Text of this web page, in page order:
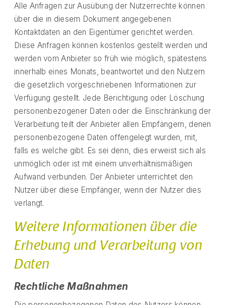
Alle Anfragen zur Ausübung der Nutzerrechte können
über die in diesem Dokument angegebenen
Kontaktdaten an den Eigentümer gerichtet werden.
Diese Anfragen können kostenlos gestellt werden und
werden vom Anbieter so früh wie möglich, spätestens
innerhalb eines Monats, beantwortet und den Nutzern
die gesetzlich vorgeschriebenen Informationen zur
Verfügung gestellt. Jede Berichtigung oder Löschung
personenbezogener Daten oder die Einschränkung der
Verarbeitung teilt der Anbieter allen Empfängern, denen
personenbezogene Daten offengelegt wurden, mit,
falls es welche gibt. Es sei denn, dies erweist sich als
unmöglich oder ist mit einem unverhältnismäßigen
Aufwand verbunden. Der Anbieter unterrichtet den
Nutzer über diese Empfänger, wenn der Nutzer dies
verlangt.
Weitere Informationen über die
Erhebung und Verarbeitung von
Daten
Rechtliche Maßnahmen